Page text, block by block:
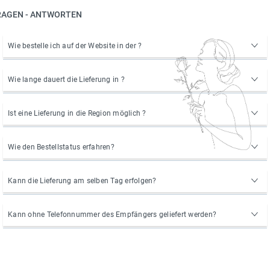
- ANTWORTEN
Wie bestelle ich auf der Website in der ?
Wie lange dauert die Lieferung in ?
Ist eine Lieferung in die Region möglich ?
Wie den Bestellstatus erfahren?
Kann die Lieferung am selben Tag erfolgen?
Kann ohne Telefonnummer des Empfängers geliefert werden?